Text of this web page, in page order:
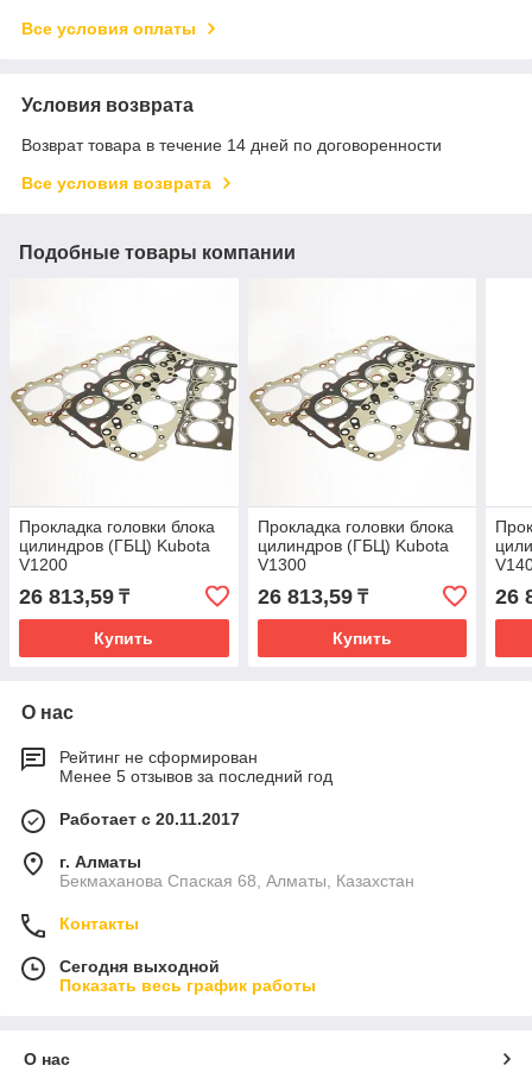
Все условия оплаты
Условия возврата
Возврат товара в течение 14 дней по договоренности
Все условия возврата
Подобные товары компании
Прокладка головки блока
цилиндров (ГБЦ) Kubota
V1200
26 813,59 ₸
Купить
Прокладка головки блока
цилиндров (ГБЦ) Kubota
V1300
26 813,59₸
Купить
26
О нас
Рейтинг не сформирован
Менее 5 отзывов за последний год
Работает с 20.11.2017
г. Алматы
Бекмаханова Спаская 68, Алматы, Казахстан
Контакты
Сегодня выходной
Показать весь график работы
О нас